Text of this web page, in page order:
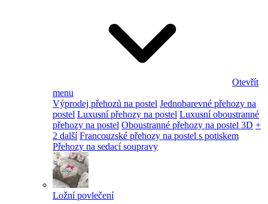
Otevřít
menu
Výprodej přehozů na postel Jednobarevné přehozy na
postel Luxusní přehozy na postel Luxusní oboustranné
přehozy na postel Oboustranné přehozy na postel 3D +
2 další Francouzské přehozy na postel s potiskem
Přehozy na sedací soupravy
Ložní povlečení